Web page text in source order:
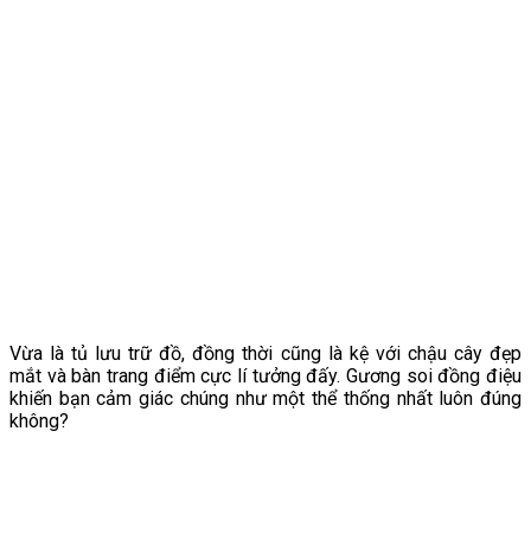
Vừa là tủ lưu trữ đồ, đồng thời cũng là kệ với chậu cây đẹp
mắt và bàn trang điểm cực lí tưởng đấy. Gương soi đồng điệu
khiến bạn cảm giác chúng như một thể thống nhất luôn đúng
không?